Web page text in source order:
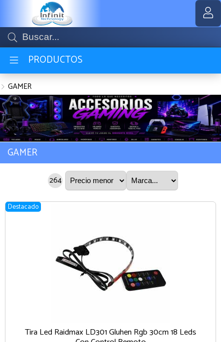
PRODUCTOS
GAMER
GAMER
264
Destacado
Tira Led Raidmax LD301 Gluhen Rgb 30cm 18 Leds